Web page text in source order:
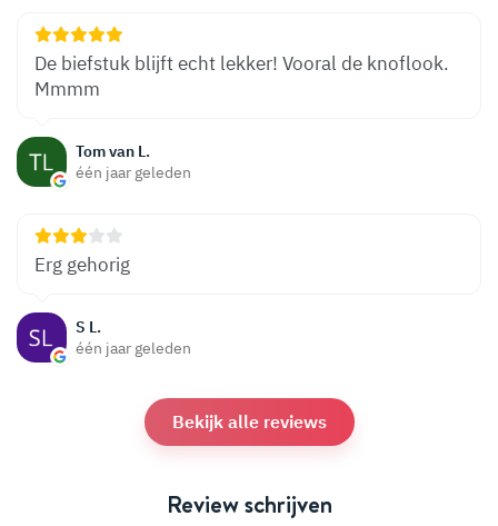
Tom van L.
één jaar geleden
De biefstuk blijft echt lekker! Vooral de knoflook.
Mmmm
S L.
één jaar geleden
Erg gehorig
Bekijk alle reviews
Review schrijven